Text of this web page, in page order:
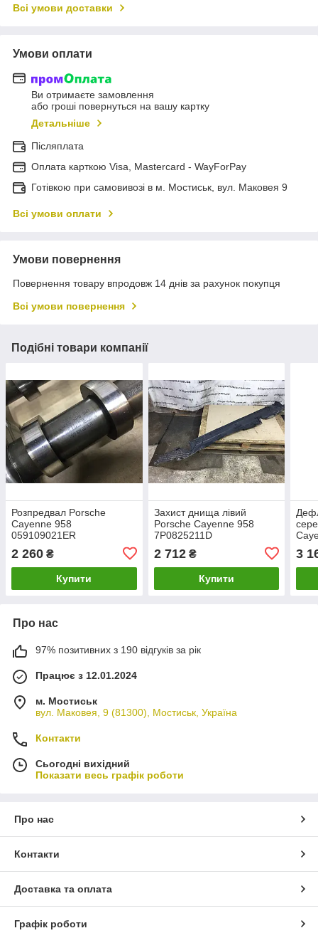
Всі умови доставки
Умови оплати
Ви отримаєте замовлення
або гроші повернуться на вашу картку
Детальніше
Післяплата
Оплата карткою Visa, Mastercard - WayForPay
Готівкою при самовивозі в м. Мостиськ, вул. Маковея 9
Всі умови оплати
Умови повернення
Повернення товару впродовж 14 днів за рахунок покупця
Всі умови повернення
Подібні товари компанії
Розпредвал Porsche
Cayenne 958
059109021ER
2 260 ₴
Купити
Захист днища лівий
Porsche Cayenne 958
7P0825211D
2 712₴
Купити
3
Про нас
97% позитивних з 190 відгуків за рік
Працює з 12.01.2024
м. Мостиськ
вул. Маковея, 9 (81300), Мостиськ, Україна
Контакти
Сьогодні вихідний
Показати весь графік роботи
Про нас
Контакти
Доставка та оплата
Графік роботи